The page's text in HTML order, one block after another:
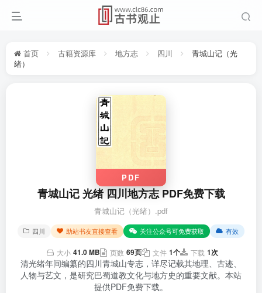
首页 古籍资源库 地方志 四川
青城山记（光
绪）
PDF
青城山记 光绪 四川地方志 PDF免费下载
青城山记（光绪）.pdf
四川 助站书友直接查看 关注公众号可免费获取 有效
大小 41.0 MB 页数 69页 文件 1个 下载 1次
清光绪年间编纂的四川青城山专志，详尽记载其地理、古迹、
人物与艺文，是研究巴蜀道教文化与地方史的重要文献。本站
提供PDF免费下载。